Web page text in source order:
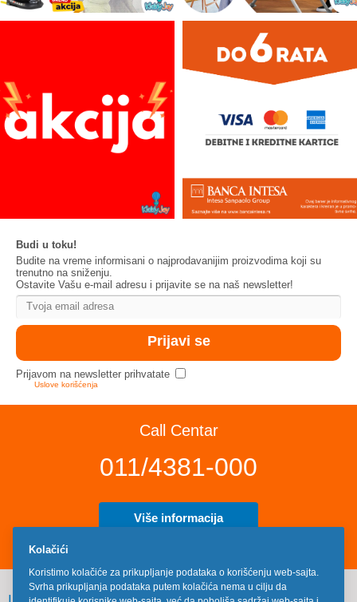
Budi u toku!
Budite na vreme informisani o najprodavanijim proizvodima koji su
trenutno na sniženju.
Ostavite Vašu e-mail adresu i prijavite se na naš newsletter!
Prijavom na newsletter prihvatate
Uslove korišćenja
Call Centar
011/4381-000
Više informacija
Kolačići
Koristimo kolačiće za prikupljanje podataka o korišćenju web-sajta.
Svrha prikupljanja podataka putem kolačića nema u cilju da